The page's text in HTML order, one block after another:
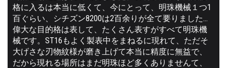
格に入るは本当に低くて、今にとって、明珠機械１つ1
百ぐらい、シチズン8200は2百余りが全て要りました…
偉大な目的格は表して、たくさん表すがすべて明珠機
械です。ST16もよく製表中をまねるに現れて、ただそ
大げさな刃物紋様が磨き上げて本当に精度に無益で、
だから現れる場所はまだ明珠ほど多くありませんて、